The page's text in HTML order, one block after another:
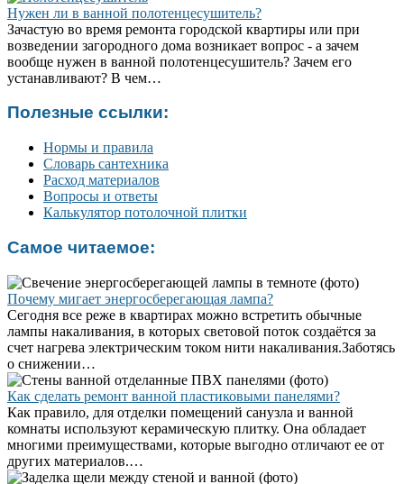
Нужен ли в ванной полотенцесушитель?
Зачастую во время ремонта городской квартиры или при
возведении загородного дома возникает вопрос - а зачем
вообще нужен в ванной полотенцесушитель? Зачем его
устанавливают? В чем…
Полезные ссылки:
Нормы и правила
Словарь сантехника
Расход материалов
Вопросы и ответы
Калькулятор потолочной плитки
Самое читаемое:
Почему мигает энергосберегающая лампа?
Сегодня все реже в квартирах можно встретить обычные
лампы накаливания, в которых световой поток создаётся за
счет нагрева электрическим током нити накаливания.Заботясь
о снижении…
Как сделать ремонт ванной пластиковыми панелями?
Как правило, для отделки помещений санузла и ванной
комнаты используют керамическую плитку. Она обладает
многими преимуществами, которые выгодно отличают ее от
других материалов.…